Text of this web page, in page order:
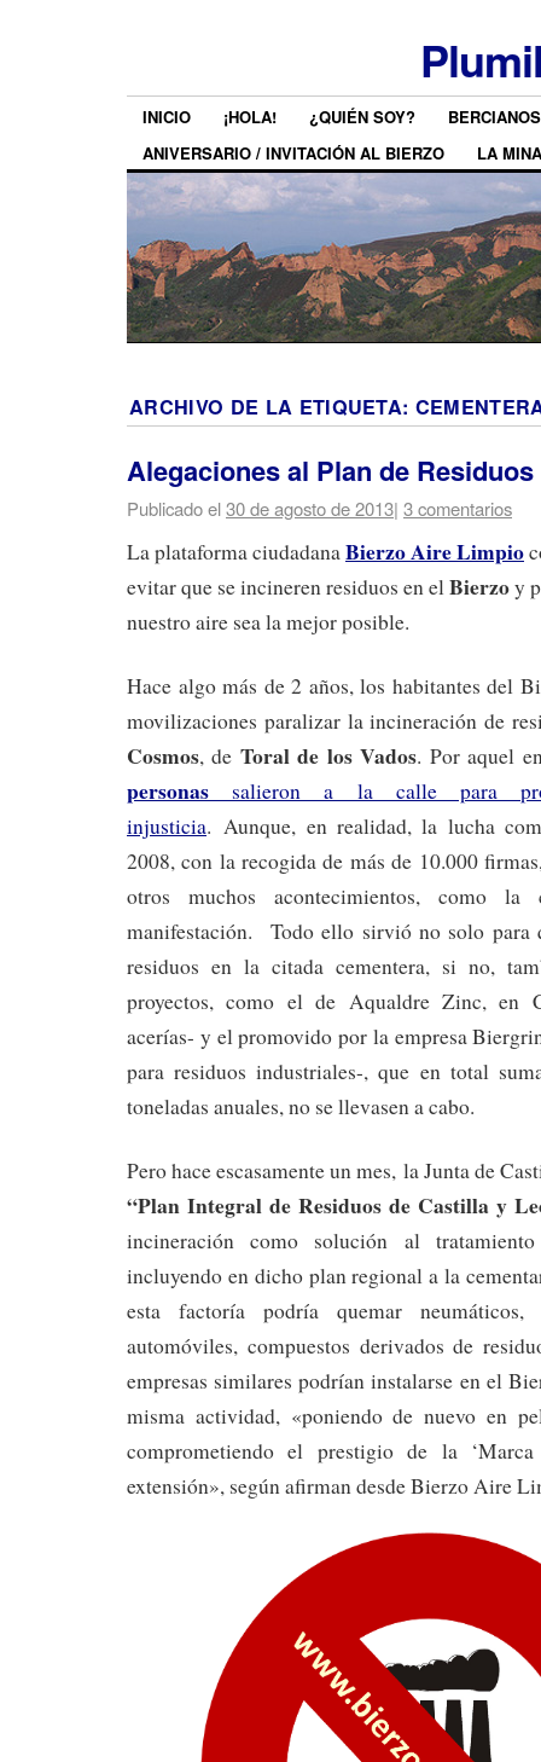
INICIO ¡HOLA! ¿QUIÉN SOY?
ANIVERSARIO / INVITACIÓN AL BIERZO
LA MINA
ARCHIVO DE LA ETIQUETA:
Alegaciones al Plan de Residuos
Publicado el30 de agosto de 2013| 3 comentarios
La plataforma ciudadanaBierzo Aire Limpio
evitar que se incineren residuos en elBierzoy
nuestro aire sea la mejor posible.
Hace algo más de 2 años, los habitantes del
movilizaciones paralizar la incineración de
Cosmos, de Toral de los Vados. Por aquel
personas salieron a la calle para
injusticia. Aunque, en realidad, la lucha
2008, con la recogida de más de 10.000
otros muchos acontecimientos, como la
manifestación. Todo ello sirvió no solo para
residuos en la citada cementera, si no,
proyectos, como el de Aqualdre Zinc, en
acerías- y el promovido por la empresa
para residuos industriales-, que en total
toneladas anuales, no se llevasen a cabo.
Pero hace escasamente un mes, la Junta de
“Plan Integral de Residuos de Castilla y
incineración como solución al
incluyendo en dicho plan regional a la
esta factoría podría quemar neumáticos,
automóviles, compuestos derivados de
empresas similares podrían instalarse en el
misma actividad, «poniendo de nuevo en
comprometiendo el prestigio de la
extensión», según afirman desde Bierzo Aire